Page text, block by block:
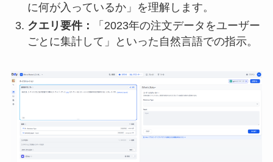
に何が入っているか」を理解します。
クエリ要件：
「2023年の注文データをユーザー
ごとに集計して」といった自然言語での指示。